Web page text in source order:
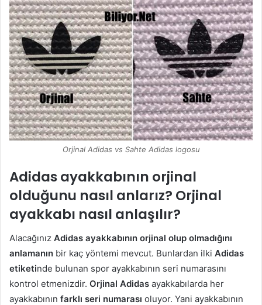
Orjinal Adidas vs Sahte Adidas logosu
Adidas ayakkabının orjinal
olduğunu nasıl anlarız? Orjinal
ayakkabı nasıl anlaşılır?
Alacağınız Adidas ayakkabının orjinal olup olmadığını
anlamanın bir kaç yöntemi mevcut. Bunlardan ilki Adidas
etiketinde bulunan spor ayakkabının seri numarasını
kontrol etmenizdir. Orjinal Adidas ayakkabılarda her
ayakkabının farklı seri numarası oluyor. Yani ayakkabının